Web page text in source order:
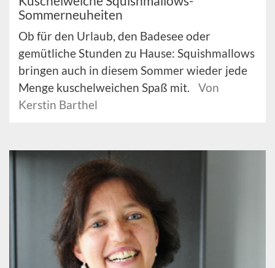
Sommerneuheiten
Ob für den Urlaub, den Badesee oder
gemütliche Stunden zu Hause: Squishmallows
bringen auch in diesem Sommer wieder jede
Menge kuschelweichen Spaß mit.
Von
Kerstin Barthel